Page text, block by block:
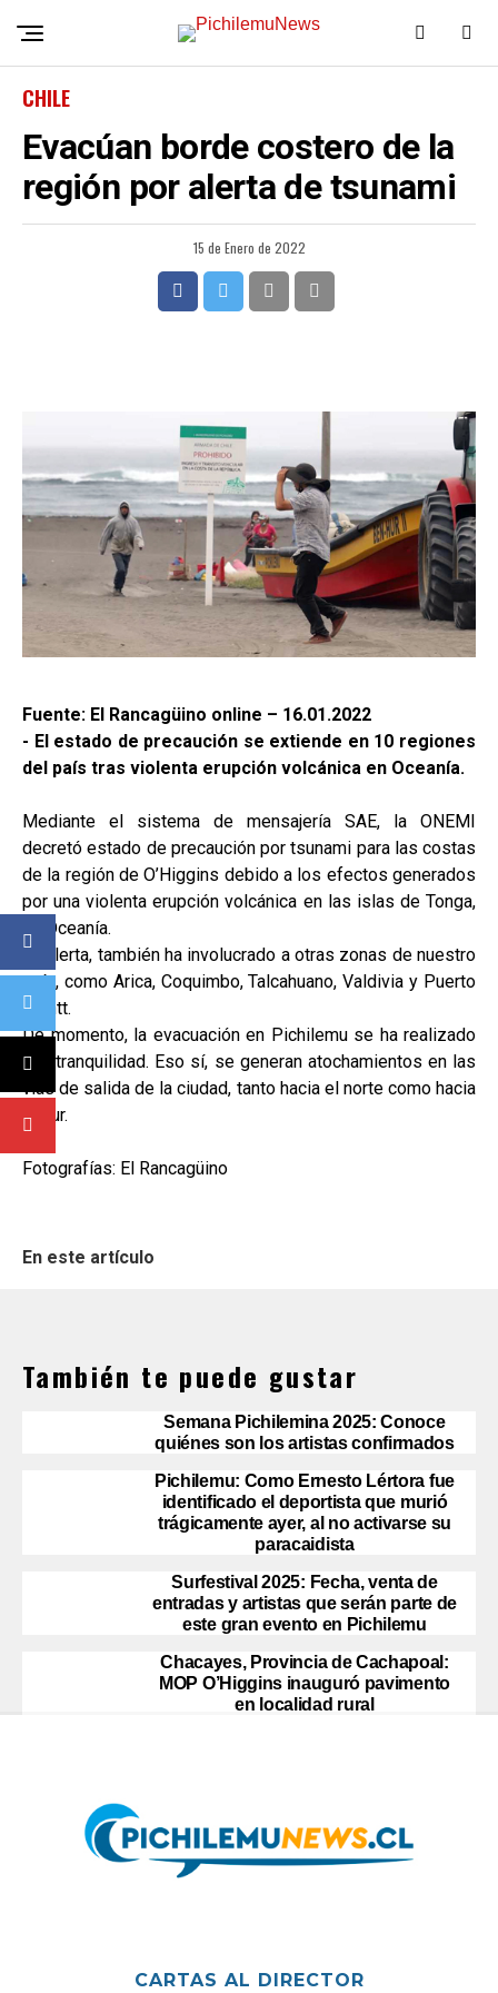
CHILE
Evacúan borde costero de la
región por alerta de tsunami
15 de Enero de 2022
Fuente: El Rancagüino online – 16.01.2022
- El estado de precaución se extiende en 10 regiones
del país tras violenta erupción volcánica en Oceanía.
Mediante el sistema de mensajería SAE, la ONEMI
decretó estado de precaución por tsunami para las costas
de la región de O’Higgins debido a los efectos generados
por una violenta erupción volcánica en las islas de Tonga,
en Oceanía.
La alerta, también ha involucrado a otras zonas de nuestro
país, como Arica, Coquimbo, Talcahuano, Valdivia y Puerto
Montt.
De momento, la evacuación en Pichilemu se ha realizado
con tranquilidad. Eso sí, se generan atochamientos en las
vías de salida de la ciudad, tanto hacia el norte como hacia
el sur.
Fotografías: El Rancagüino
En este artículo
También te puede gustar
Semana Pichilemina 2025: Conoce
quiénes son los artistas confirmados
Pichilemu: Como Ernesto Lértora fue
identificado el deportista que murió
trágicamente ayer, al no activarse su
paracaidista
Surfestival 2025: Fecha, venta de
entradas y artistas que serán parte de
este gran evento en Pichilemu
Chacayes, Provincia de Cachapoal:
MOP O’Higgins inauguró pavimento
en localidad rural
CARTAS AL DIRECTOR